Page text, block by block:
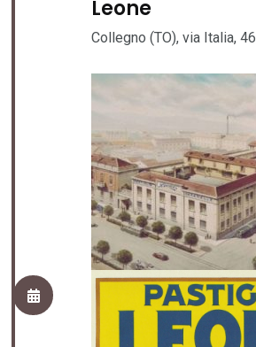
Leone
Collegno (TO), via Italia, 46